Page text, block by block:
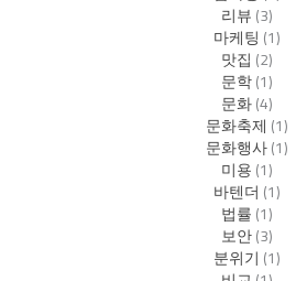
리뷰(3)
마케팅 (1)
맛집 (2)
문학(1)
문화(4)
문화축제 (1)
문화행사(1)
미용(1)
바텐더 (1)
법률(1)
보안(3)
분위기 (1)